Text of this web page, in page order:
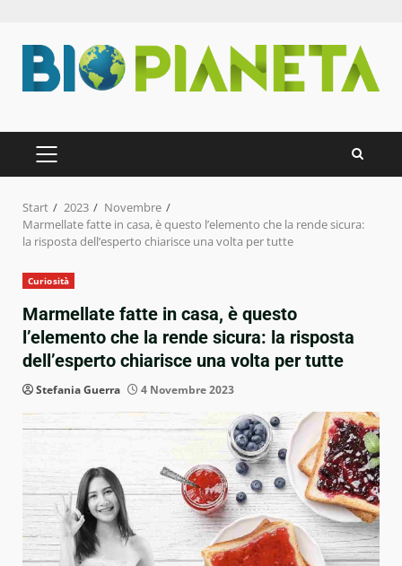
Inhalt
springen
PRIMÄRES
MENÜ
Start 2023
Novembre
Marmellate fatte in casa, è questo l’elemento che la rende sicura:
la risposta dell’esperto chiarisce una volta per tutte
Curiosità
Marmellate fatte in casa, è questo
l’elemento che la rende sicura: la risposta
dell’esperto chiarisce una volta per tutte
Stefania Guerra 4 Novembre 2023